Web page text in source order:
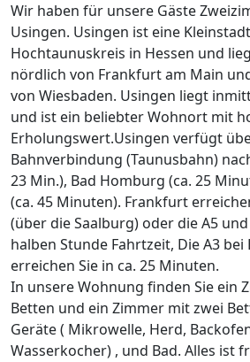
Wir haben für unsere Gäste
Usingen. Usingen ist eine
Hochtaunuskreis in Hessen und
nördlich von Frankfurt am Main
von Wiesbaden. Usingen liegt
und ist ein beliebter Wohnort mit
Erholungswert.Usingen verfügt
Bahnverbindung (Taunusbahn)
23 Min.), Bad Homburg (ca. 25
(ca. 45 Minuten). Frankfurt
(über die Saalburg) oder die A5
halben Stunde Fahrtzeit, Die A3 bei
erreichen Sie in ca. 25 Minuten.
In unsere Wohnung finden Sie ein
Betten und ein Zimmer mit zwei
Geräte ( Mikrowelle, Herd,
Wasserkocher) , und Bad. Alles ist